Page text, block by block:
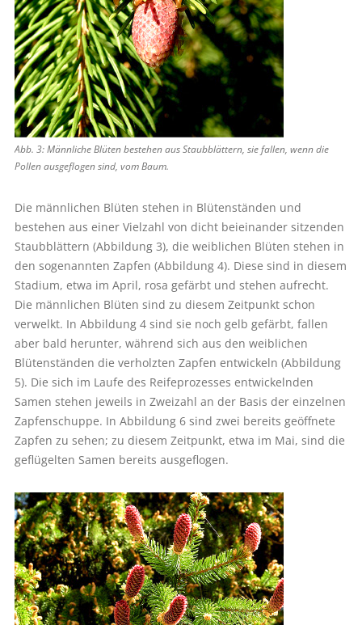
Abb. 3: Männliche Blüten bestehen aus Staubblättern, sie fallen, wenn die
Pollen ausgeflogen sind, vom Baum.
Die männlichen Blüten stehen in Blütenständen und
bestehen aus einer Vielzahl von dicht beieinander sitzenden
Staubblättern (Abbildung 3), die weiblichen Blüten stehen in
den sogenannten Zapfen (Abbildung 4). Diese sind in diesem
Stadium, etwa im April, rosa gefärbt und stehen aufrecht.
Die männlichen Blüten sind zu diesem Zeitpunkt schon
verwelkt. In Abbildung 4 sind sie noch gelb gefärbt, fallen
aber bald herunter, während sich aus den weiblichen
Blütenständen die verholzten Zapfen entwickeln (Abbildung
5). Die sich im Laufe des Reifeprozesses entwickelnden
Samen stehen jeweils in Zweizahl an der Basis der einzelnen
Zapfenschuppe. In Abbildung 6 sind zwei bereits geöffnete
Zapfen zu sehen; zu diesem Zeitpunkt, etwa im Mai, sind die
geflügelten Samen bereits ausgeflogen.